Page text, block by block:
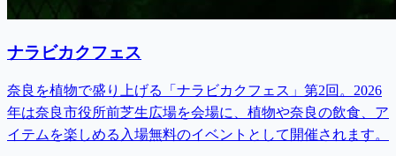
ナラビカクフェス
奈良を植物で盛り上げる「ナラビカクフェス」第2回。2026
年は奈良市役所前芝生広場を会場に、植物や奈良の飲食、ア
イテムを楽しめる入場無料のイベントとして開催されます。